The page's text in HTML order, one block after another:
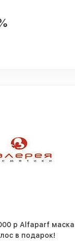
р Alfaparf
в подарок!